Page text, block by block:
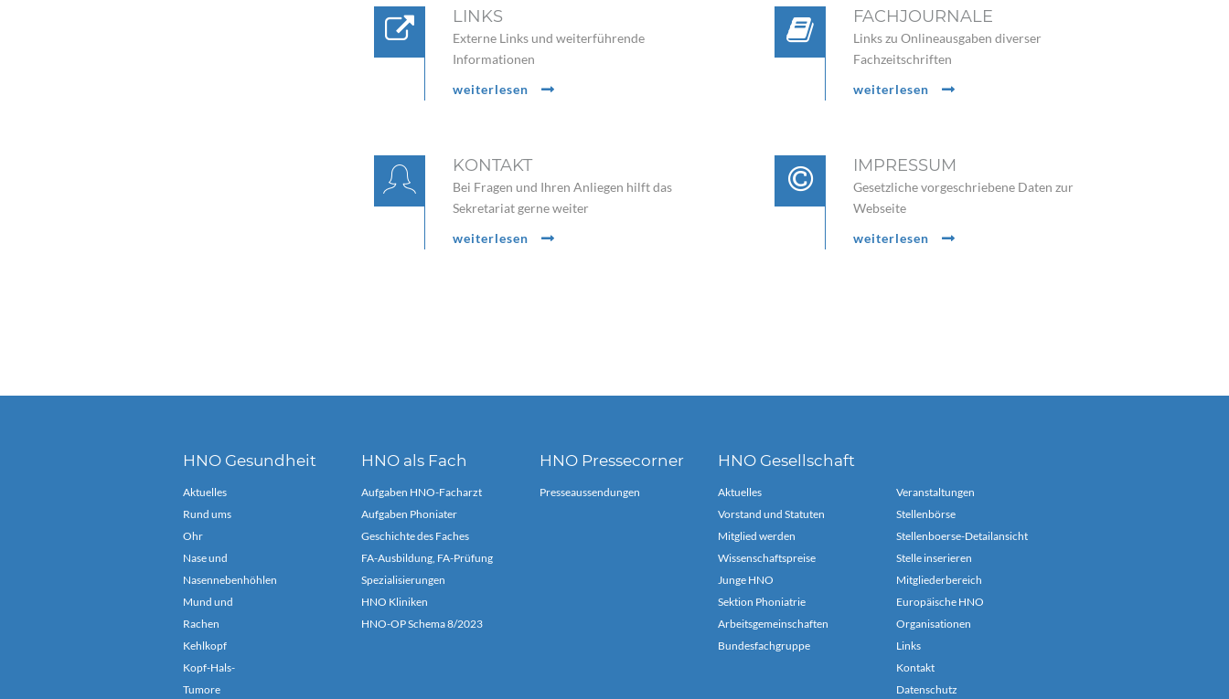
LINKS
Externe Links und weiterführende
Informationen
weiterlesen
KONTAKT
Bei Fragen und Ihren Anliegen hilft das
Sekretariat gerne weiter
weiterlesen
FACHJOURNALE
Links zu Onlineausgaben diverser
Fachzeitschriften
weiterlesen
IMPRESSUM
Gesetzliche vorgeschriebene Daten zur
Webseite
weiterlesen
HNO Gesundheit
Aktuelles
Rund ums
Ohr
Nase und
Nasennebenhöhlen
Mund und
Rachen
Kehlkopf
Kopf-Hals-
Tumore
HNO als Fach
Aufgaben HNO-Facharzt
Aufgaben Phoniater
Geschichte des Faches
FA-Ausbildung, FA-Prüfung
Spezialisierungen
HNO Kliniken
HNO-OP Schema 8/2023
HNO Pressecorner
Presseaussendungen
HNO Gesellschaft
Aktuelles
Vorstand und Statuten
Mitglied werden
Wissenschaftspreise
Junge HNO
Sektion Phoniatrie
Arbeitsgemeinschaften
Bundesfachgruppe
Veranstaltungen
Stellenbörse
Stellenboerse-Detailansicht
Stelle inserieren
Mitgliederbereich
Europäische HNO
Organisationen
Links
Kontakt
Datenschutz